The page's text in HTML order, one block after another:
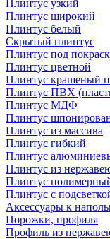
Плинтус узкий
Плинтус широкий
Плинтус белый
Скрытый плинтус
Плинтус под
Плинтус цветной
Плинтус крашеный
Плинтус ПВХ
Плинтус МДФ
Плинтус
Плинтус из массива
Плинтус гибкий
Плинтус
Плинтус из
Плинтус
Плинтус с
Аксессуары к
Порожки, профиля
Профиль из